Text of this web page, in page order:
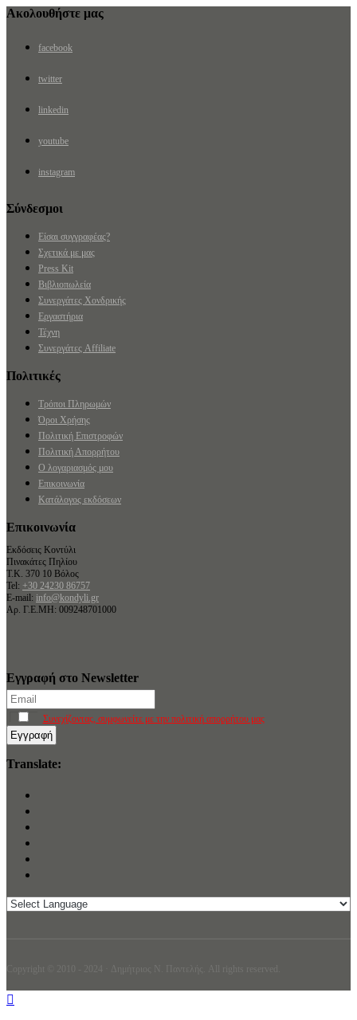
Ακολουθήστε μας
facebook
twitter
linkedin
youtube
instagram
Σύνδεσμοι
Είσαι συγγραφέας?
Σχετικά με μας
Press Kit
Βιβλιοπωλεία
Συνεργάτες Χονδρικής
Εργαστήρια
Τέχνη
Συνεργάτες Affiliate
Πολιτικές
Τρόποι Πληρωμών
Όροι Χρήσης
Πολιτική Επιστροφών
Πολιτική Απορρήτου
Ο λογαριασμός μου
Επικοινωνία
Κατάλογος εκδόσεων
Επικοινωνία
Εκδόσεις Κοντύλι
Πινακάτες Πηλίου
Τ.Κ. 370 10 Βόλος
Tel: +30 24230 86757
E-mail: info@kondyli.gr
Αρ. Γ.Ε.ΜΗ: 009248701000
Εγγραφή στο Newsletter
Συνεχίζοντας, συμφωνείτε με την πολιτική απορρήτου μας
Translate:
Copyright © 2010 - 2024 · Δημήτριος N. Παντελής. All rights reserved.